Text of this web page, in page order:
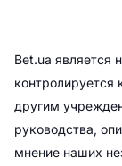
Bet.ua является
контролируется
другим
руководства,
мнение наших